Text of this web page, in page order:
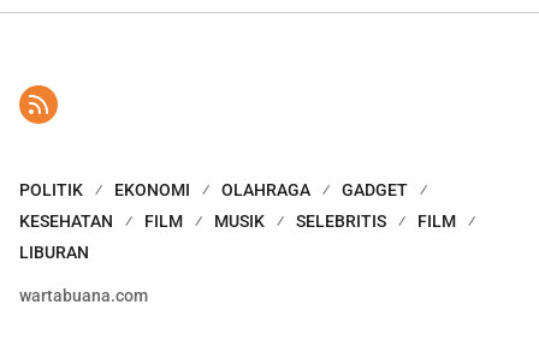
POLITIK EKONOMI OLAHRAGA
GADGET
KESEHATAN
FILM MUSIK SELEBRITIS
FILM
LIBURAN
wartabuana.com